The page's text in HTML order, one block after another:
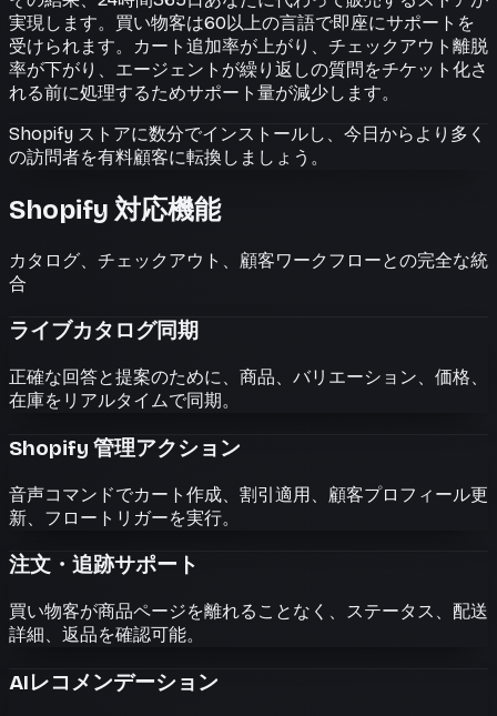
実現します。買い物客は60以上の言語で即座にサポートを
受けられます。カート追加率が上がり、チェックアウト離脱
率が下がり、エージェントが繰り返しの質問をチケット化さ
れる前に処理するためサポート量が減少します。
Shopify ストアに数分でインストールし、今日からより多く
の訪問者を有料顧客に転換しましょう。
Shopify 対応機能
カタログ、チェックアウト、顧客ワークフローとの完全な統
合
ライブカタログ同期
正確な回答と提案のために、商品、バリエーション、価格、
在庫をリアルタイムで同期。
Shopify 管理アクション
音声コマンドでカート作成、割引適用、顧客プロフィール更
新、フロートリガーを実行。
注文・追跡サポート
買い物客が商品ページを離れることなく、ステータス、配送
詳細、返品を確認可能。
AIレコメンデーション